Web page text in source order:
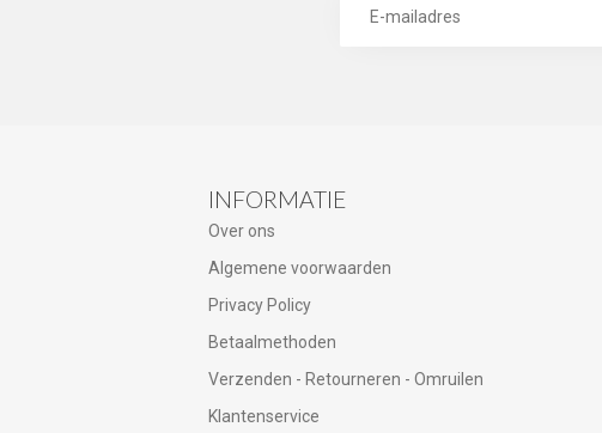
INFORMATIE
Over ons
Algemene voorwaarden
Privacy Policy
Betaalmethoden
Verzenden - Retourneren - Omruilen
Klantenservice